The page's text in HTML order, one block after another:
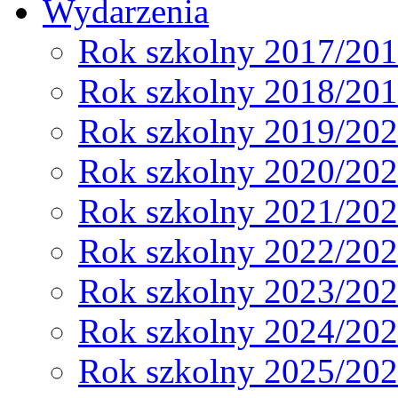
Wydarzenia
Rok szkolny 2017/
Rok szkolny 2018/
Rok szkolny 2019/
Rok szkolny 2020/
Rok szkolny 2021/
Rok szkolny 2022/
Rok szkolny 2023/
Rok szkolny 2024/
Rok szkolny 2025/